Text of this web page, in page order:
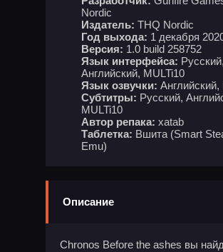
Nordic
Издатель: THQ Nordic
Год выхода: 1 декабря
Версия: 1.0 build 258752
Язык интерфейса: Русский,
Английский, MULTi10
Язык озвучки: Английский,
Субтитры: Русский,
MULTi10
Автор репака: xatab
Таблетка: Вшита (Smart
Emu)
Описание
Chronos Before the ashes вы